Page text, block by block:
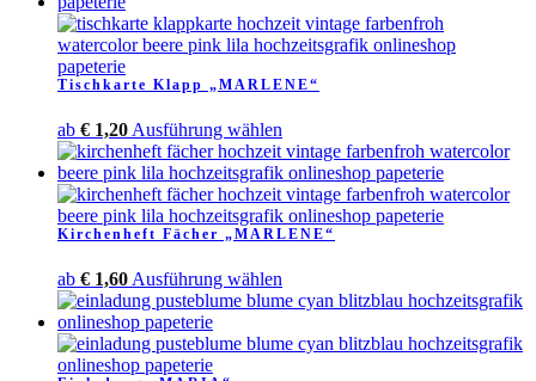
Tischkarte Klapp „MARLENE“
ab € 1,20 Ausführung wählen
Produkt
weist
mehrere
Varianten
auf.
können
der
Kirchenheft Fächer „MARLENE“
ab € 1,60 Ausführung wählen
Produkt
mehrere